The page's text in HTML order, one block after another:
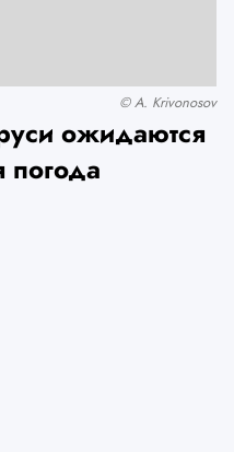
© A. Krivonosov
ожидаются